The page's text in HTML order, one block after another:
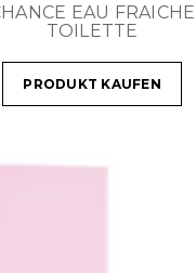
EAU
TOILETTE
PRODUKT KAUFEN